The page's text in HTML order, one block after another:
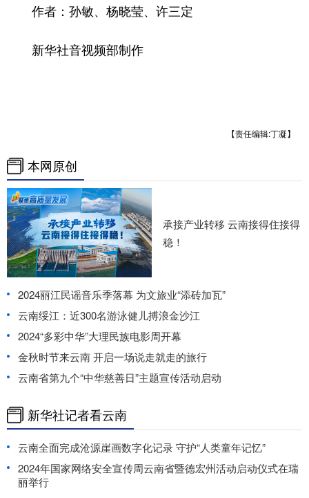
作者：孙敏、杨晓莹、许三定
新华社音视频部制作
【责任编辑:丁凝】
本网原创
承接产业转移 云南接得住接得
稳！
2024丽江民谣音乐季落幕 为文旅业“添砖加瓦”
云南绥江：近300名游泳健儿搏浪金沙江
2024“多彩中华”大理民族电影周开幕
金秋时节来云南 开启一场说走就走的旅行
云南省第九个“中华慈善日”主题宣传活动启动
新华社记者看云南
云南全面完成沧源崖画数字化记录 守护“人类童年记忆”
2024年国家网络安全宣传周云南省暨德宏州活动启动仪式在瑞
丽举行